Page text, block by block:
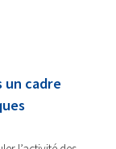
un cadre